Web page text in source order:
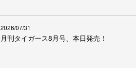
2026/07/31
月刊タイガース8月号、本日発売！